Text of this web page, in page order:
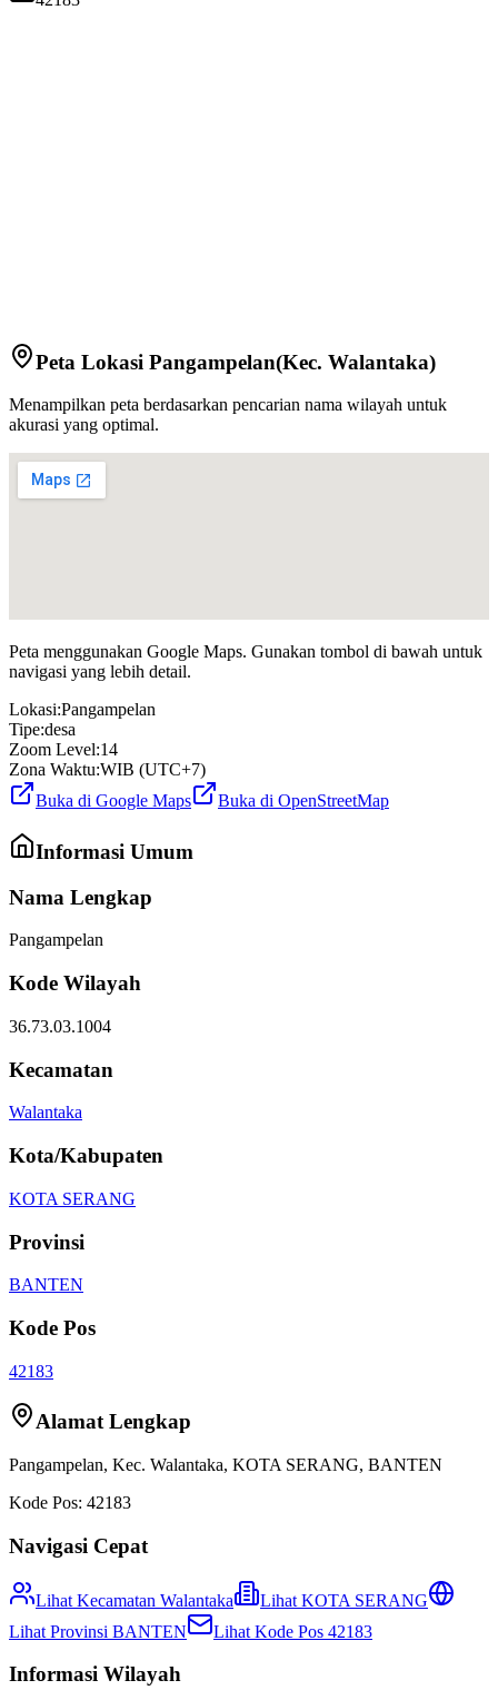
Peta Lokasi Pangampelan(Kec. Walantaka)
Menampilkan peta berdasarkan pencarian nama wilayah untuk
akurasi yang optimal.
Peta menggunakan Google Maps. Gunakan tombol di bawah untuk
navigasi yang lebih detail.
Lokasi:Pangampelan
Tipe:desa
Zoom Level:14
Zona Waktu:WIB (UTC+7)
Buka di Google Maps
Buka di OpenStreetMap
Informasi Umum
Nama Lengkap
Pangampelan
Kode Wilayah
36.73.03.1004
Kecamatan
Walantaka
Kota/Kabupaten
KOTA SERANG
Provinsi
BANTEN
Kode Pos
42183
Alamat Lengkap
Pangampelan, Kec. Walantaka, KOTA SERANG, BANTEN
Kode Pos: 42183
Navigasi Cepat
Lihat Kecamatan Walantaka Lihat KOTA SERANG
Lihat Provinsi BANTEN Lihat Kode Pos 42183
Informasi Wilayah